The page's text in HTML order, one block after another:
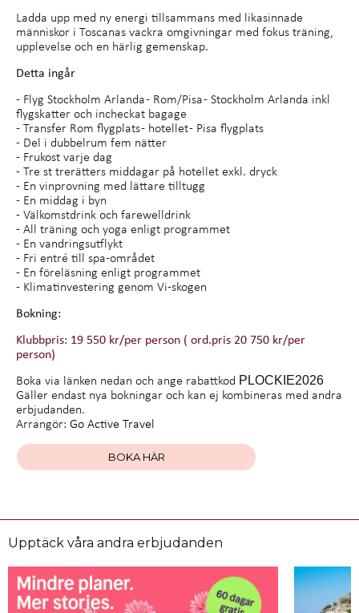
Ladda upp med ny energi tillsammans med likasinnade
människor i Toscanas vackra omgivningar med fokus träning,
upplevelse och en härlig gemenskap.
Detta ingår
- Flyg Stockholm Arlanda - Rom/Pisa - Stockholm Arlanda inkl
flygskatter och incheckat bagage
- Transfer Rom flygplats - hotellet - Pisa flygplats
- Del i dubbelrum fem nätter
- Frukost varje dag
- Tre st trerätters middagar på hotellet exkl. dryck
- En vinprovning med lättare tilltugg
- En middag i byn
- Välkomstdrink och farewelldrink
- All träning och yoga enligt programmet
- En vandringsutflykt
- Fri entré till spa-området
- En föreläsning enligt programmet
- Klimatinvestering genom Vi-skogen
Bokning:
Klubbpris: 19 550 kr/per person ( ord.pris 20 750 kr/per
person)
Boka via länken nedan och ange rabattkod PLOCKIE2026
Gäller endast nya bokningar och kan ej kombineras med andra
erbjudanden.
Arrangör: Go Active Travel
BOKA HÄR
Upptäck våra andra erbjudanden